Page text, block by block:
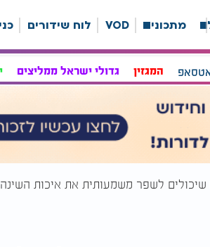
מתכונים VOD לוח שידורים
המגזין גדולי ישראל ממליצים